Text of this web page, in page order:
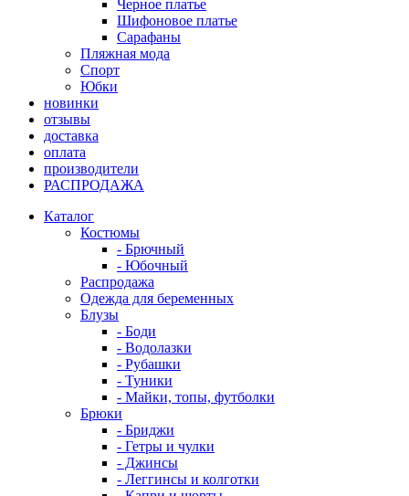
Черное платье
Шифоновое платье
Сарафаны
Пляжная мода
Спорт
Юбки
новинки
отзывы
доставка
оплата
производители
РАСПРОДАЖА
Каталог
Костюмы
- Брючный
- Юбочный
Распродажа
Одежда для беременных
Блузы
- Боди
- Водолазки
- Рубашки
- Туники
- Майки, топы, футболки
Брюки
- Бриджи
- Гетры и чулки
- Джинсы
- Леггинсы и колготки